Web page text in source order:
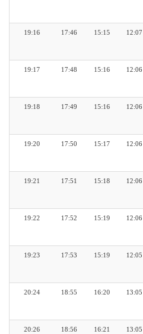
12:07
15:15
17:46
19:16
12:06
15:16
17:48
19:17
12:06
15:16
17:49
19:18
12:06
15:17
17:50
19:20
12:06
15:18
17:51
19:21
12:06
15:19
17:52
19:22
12:05
15:19
17:53
19:23
13:05
16:20
18:55
20:24
13:05
16:21
18:56
20:26